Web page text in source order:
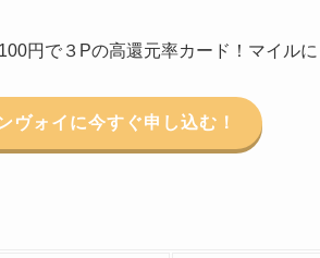
円で３Pの高還元率カード！マイル
ヴォイに今すぐ申し込む！